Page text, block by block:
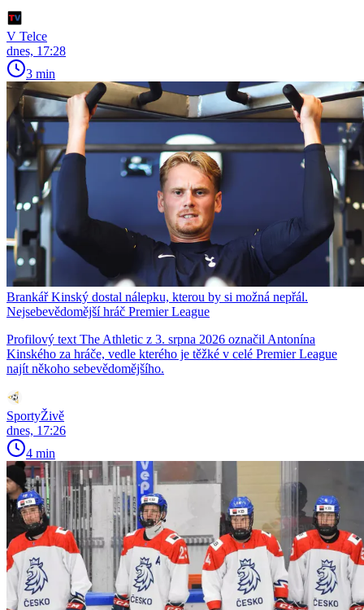
V Telce
dnes, 17:28
3 min
Brankář Kinský dostal nálepku, kterou by si možná nepřál.
Nejsebevědomější hráč Premier League
Profilový text The Athletic z 3. srpna 2026 označil Antonína
Kinského za hráče, vedle kterého je těžké v celé Premier League
najít někoho sebevědomějšího.
SportyŽivě
dnes, 17:26
4 min